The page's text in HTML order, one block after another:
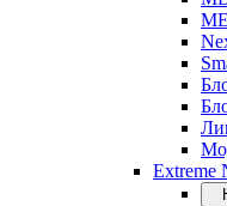
Extreme